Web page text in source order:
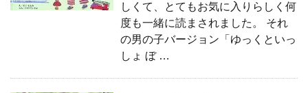
しくて、とてもお気に入りらしく何
度も一緒に読まされました。 それ
の男の子バージョン「ゆっくといっ
しょ ぼ …